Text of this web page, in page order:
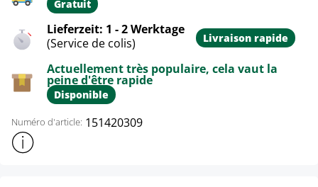
Gratuit
Lieferzeit: 1 - 2 Werktage
(Service de colis)
Livraison rapide
Actuellement très populaire, cela vaut la
peine d'être rapide
Disponible
Numéro d'article: 151420309
Afficher plus d'informations sur le produit